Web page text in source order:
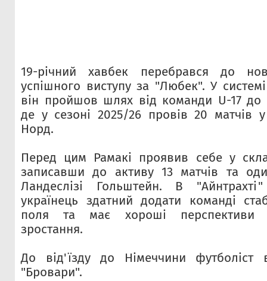
19-річний хавбек перебрався до
успішного виступу за "Любек". У
він пройшов шлях від команди U-17 до
де у сезоні 2025/26 провів 20 матчів у
Норд.
Перед цим Рамакі проявив себе у
записавши до активу 13 матчів та
Ландеслізі Гольштейн. В
українець здатний додати команді
поля та має хороші перспективи
зростання.
До від'їзду до Німеччини
"Бровари".